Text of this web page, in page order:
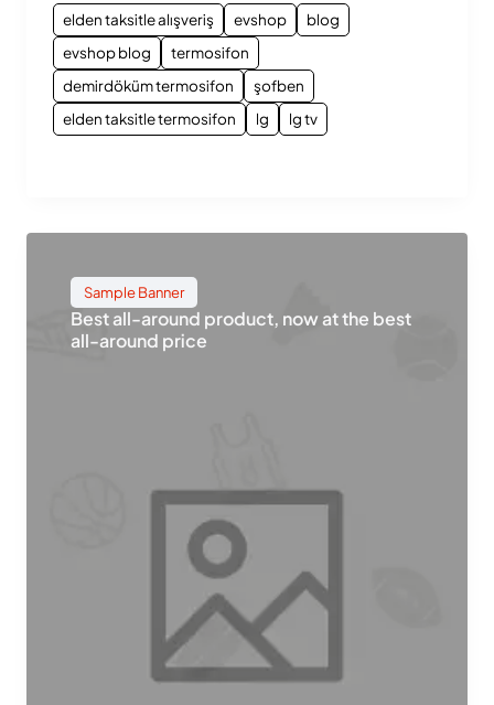
elden taksitle alışveriş evshop
blog
evshop blog
termosifon
demirdöküm termosifon
şofben
elden taksitle termosifon
lg lg tv
Sample Banner
Best all-around product, now at the best
all-around price